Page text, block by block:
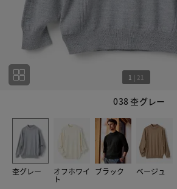
038 杢グレー
1 | 21
杢グレー オフホワイ
ト
ブラック ベージュ
1
この商品をシェアする